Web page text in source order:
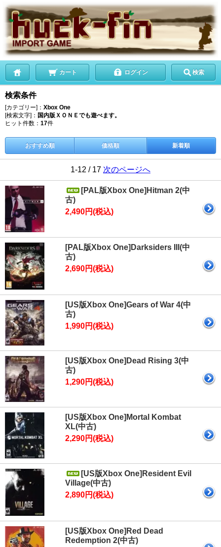
カート ログイン 検索
検索条件
[カテゴリー]： Xbox One
[検索文字]： 国内版ＸＯＮＥでも遊べます。
ヒット件数： 17件
おすすめ順 価格順 新着順
1-12 / 17 次のページへ
[PAL版Xbox One]Hitman 2(中
古)
2,490円(税込)
[PAL版Xbox One]Darksiders III(中
古)
2,690円(税込)
[US版Xbox One]Gears of War 4(中
古)
1,990円(税込)
[US版Xbox One]Dead Rising 3(中
古)
1,290円(税込)
[US版Xbox One]Mortal Kombat
XL(中古)
2,290円(税込)
[US版Xbox One]Resident Evil
Village(中古)
2,890円(税込)
[US版Xbox One]Red Dead
Redemption 2(中古)